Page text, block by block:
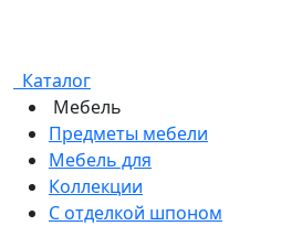
Каталог
Мебель
Предметы мебели
Мебель для
Коллекции
С отделкой шпоном